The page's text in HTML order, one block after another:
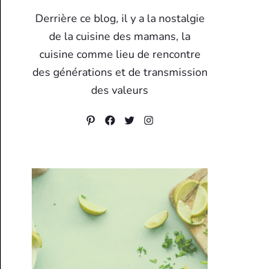
Derrière ce blog, il y a la nostalgie
de la cuisine des mamans, la
cuisine comme lieu de rencontre
des générations et de transmission
des valeurs
Pinterest
Facebook
TwitterInstagram